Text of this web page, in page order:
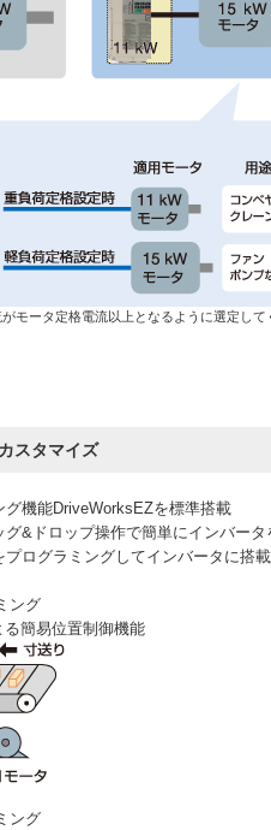
モータ定格電流以上となるように選定して
スタマイズ
グ機能DriveWorksEZを標準搭載
&ドロップ操作で簡単にインバー
ログラミングしてインバータに搭載
ング
簡易位置制御機能
ング